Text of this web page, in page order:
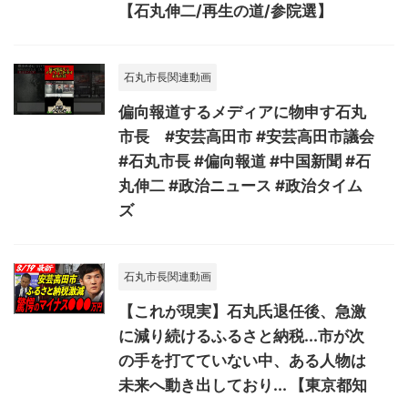
【石丸伸二/再生の道/参院選】
石丸市長関連動画
偏向報道するメディアに物申す石丸
市長 #安芸高田市 #安芸高田市議会
#石丸市長 #偏向報道 #中国新聞 #石
丸伸二 #政治ニュース #政治タイム
ズ
石丸市長関連動画
【これが現実】石丸氏退任後、急激
に減り続けるふるさと納税...市が次
の手を打てていない中、ある人物は
未来へ動き出しており... 【東京都知